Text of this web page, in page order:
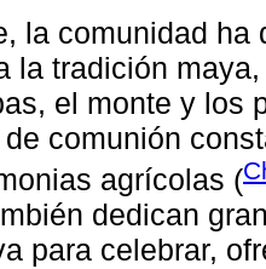
la comunidad
la tradición
el monte y los
comunión
agrícolas (
dedican
para celebrar,